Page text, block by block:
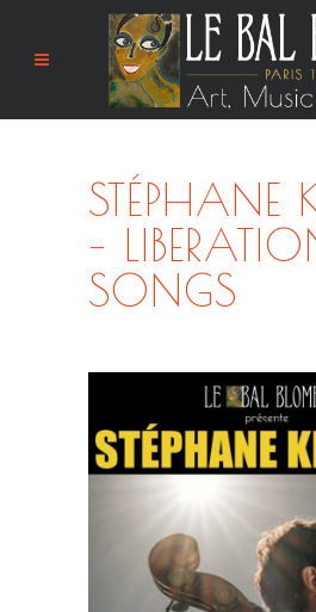
STÉPHANE
–
SONGS